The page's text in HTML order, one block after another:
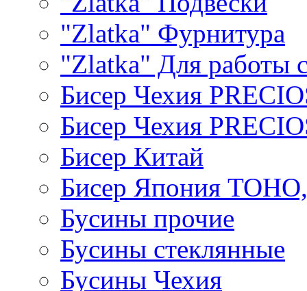
"Zlatka" Фурнитура
"Zlatka" Для работы
Бисер Чехия
Бисер Чехия
Бисер Китай
Бисер Япония
Бусины прочие
Бусины стеклянные
Бусины Чехия